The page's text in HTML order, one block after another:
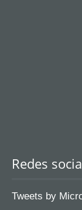
Redes
Tweets by